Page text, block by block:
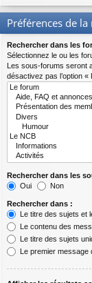
Préférences de la
Rechercher dans les
Sélectionnez le ou les
Les sous-forums seront
désactivez pas l’option
Rechercher dans les
Oui
Non
Rechercher dans :
Le titre des sujets et
Le contenu des
Le titre des sujets
Le premier message